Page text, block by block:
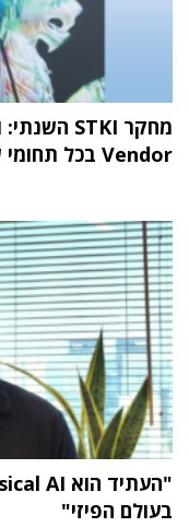
Vendor בכל תחומי שוק ה-IT
בעולם הפיזי"